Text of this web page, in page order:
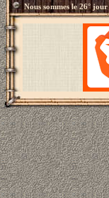
Nous sommes le26° jour